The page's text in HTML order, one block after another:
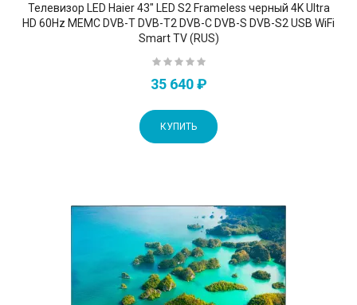
Телевизор LED Haier 43" LED S2 Frameless черный 4K Ultra
HD 60Hz MEMC DVB-T DVB-T2 DVB-C DVB-S DVB-S2 USB WiFi
Smart TV (RUS)
35 640 ₽
КУПИТЬ